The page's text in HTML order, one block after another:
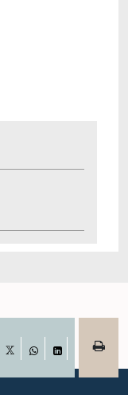
WhatsAppLinkedIn